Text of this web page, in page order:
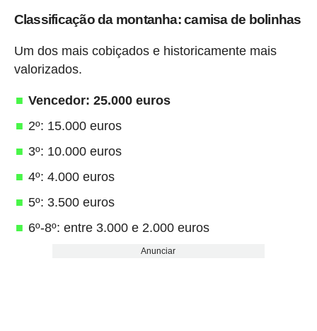
Classificação da montanha: camisa de bolinhas
Um dos mais cobiçados e historicamente mais
valorizados.
Vencedor: 25.000 euros
2º: 15.000 euros
3º: 10.000 euros
4º: 4.000 euros
5º: 3.500 euros
6º-8º: entre 3.000 e 2.000 euros
Anunciar